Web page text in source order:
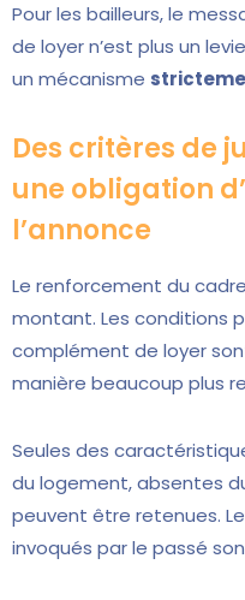
Pour les bailleurs, le
de loyer n’est plus un
un mécanisme
Des critères de
une obligation
l’annonce
Le renforcement du
montant. Les conditions
complément de loyer
manière beaucoup plus
Seules des
du logement, absentes
peuvent être retenues.
invoqués par le passé